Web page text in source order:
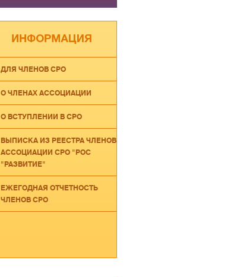
ДЛЯ ЧЛЕНОВ СРО
О ЧЛЕНАХ АССОЦИАЦИИ
О ВСТУПЛЕНИИ В СРО
ВЫПИСКА ИЗ РЕЕСТРА ЧЛЕНОВ
АССОЦИАЦИИ СРО "РОС
"РАЗВИТИЕ"
ЕЖЕГОДНАЯ ОТЧЕТНОСТЬ
ЧЛЕНОВ СРО